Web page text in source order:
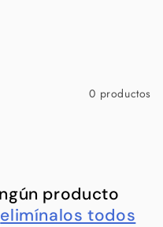
0 productos
producto
elimínalos todos